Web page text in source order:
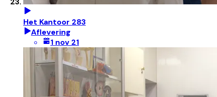
Het Kantoor 283
Aflevering
1 nov 21